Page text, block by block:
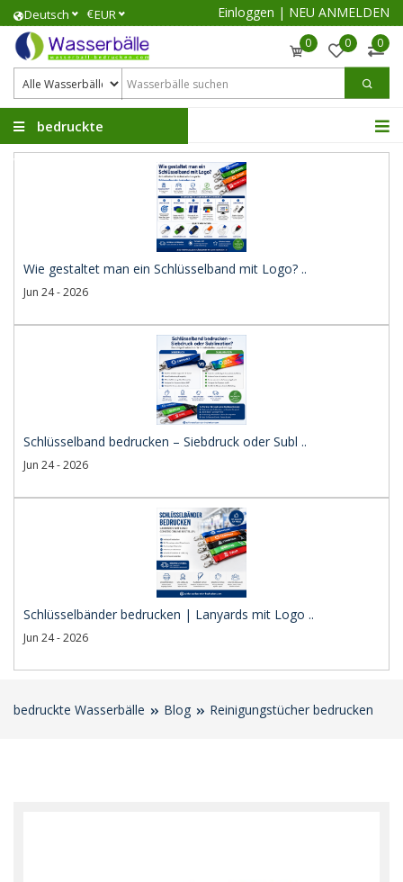
Deutsch €EUR Einloggen | NEU ANMELDEN
0 0 0
bedruckte
Wasserbälle
Wie gestaltet man ein Schlüsselband mit Logo? ..
Jun 24 - 2026
Schlüsselband bedrucken – Siebdruck oder Subl ..
Jun 24 - 2026
Schlüsselbänder bedrucken | Lanyards mit Logo ..
Jun 24 - 2026
bedruckte Wasserbälle Blog Reinigungstücher bedrucken